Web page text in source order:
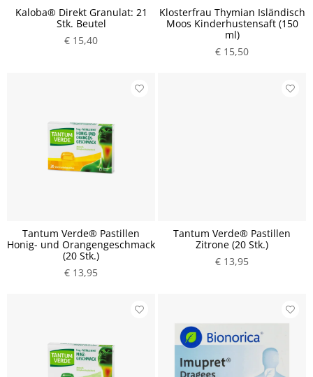
Kaloba® Direkt Granulat: 21
Stk. Beutel
€ 15,40
Klosterfrau Thymian Isländisch
Moos Kinderhustensaft (150
ml)
€ 15,50
Tantum Verde® Pastillen
Honig- und Orangengeschmack
(20 Stk.)
€ 13,95
Tantum Verde® Pastillen
Zitrone (20 Stk.)
€ 13,95